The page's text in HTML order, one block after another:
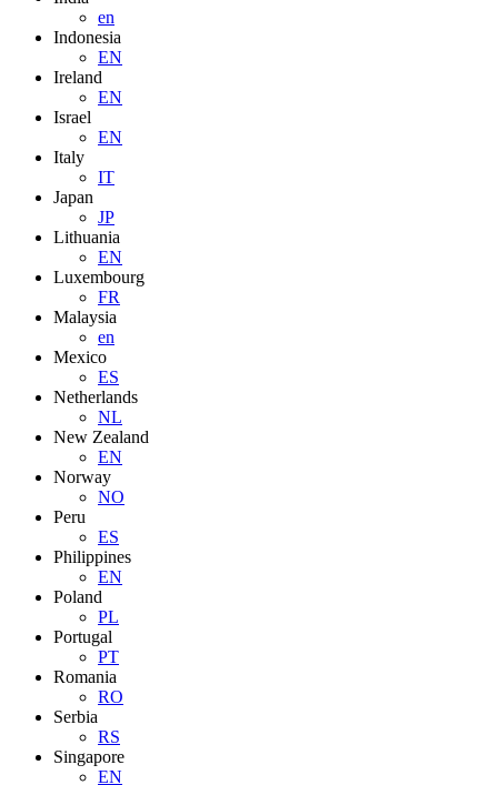
en
Indonesia
EN
Ireland
EN
Israel
EN
Italy
IT
Japan
JP
Lithuania
EN
Luxembourg
FR
Malaysia
en
Mexico
ES
Netherlands
NL
New Zealand
EN
Norway
NO
Peru
ES
Philippines
EN
Poland
PL
Portugal
PT
Romania
RO
Serbia
RS
Singapore
EN